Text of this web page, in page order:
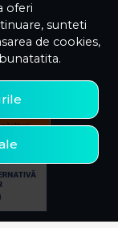
oferi
sunteti
de cookies,